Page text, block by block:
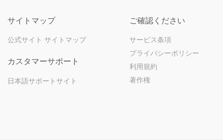
サイトマップ
公式サイト サイトマップ
カスタマーサポート
日本語サポートサイト
ご確認ください
サービス条項
プライバシーポリシー
利用規約
著作権